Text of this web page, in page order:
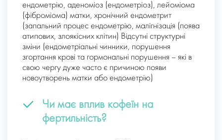
ендометрію, аденоміоз (ендометріоз), лейоміома
(фіброміома) матки, хронічний ендометрит
(запальний процес ендометрію, малігнізація (поява
атипових, злоякісних клітин) Відсутні структурні
зміни (ендометріальні чинники, порушення
згортання крові та гормональні порушення – які в
свою чергу дуже часто є причиною появи
новоутворень матки або ендометрію)
Чи має вплив кофеїн на
фертильність?